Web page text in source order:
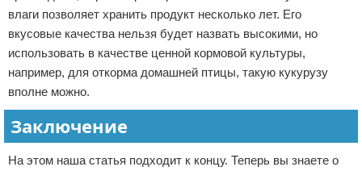
влаги позволяет хранить продукт несколько лет. Его
вкусовые качества нельзя будет назвать высокими, но
использовать в качестве ценной кормовой культуры,
например, для откорма домашней птицы, такую кукурузу
вполне можно.
Заключение
На этом наша статья подходит к концу. Теперь вы знаете о